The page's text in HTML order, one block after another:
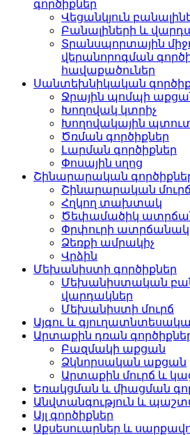
գործիքներ
Վեցանկյուն
Բանալիների և
Տրանսպորտային
վերանորոգման
հավաքածուներ
Սանտեխնիկական
Ջրային պոմպի
Խողովակ կտրիչ
Խողովակային
Ծռման գործիքներ
Լարման գործիքներ
Փոսային սղոց
Շինարարական
Շինարարական մուրճ
Հղկող տախտակ
Ծեփամածիկ
Փրփուրի ատրճանակ
Ձեռքի ամրակիչ
Վրձին
Մեխանիստի գործիքներ
Մեխանիստական
վարդակներ
Մեխանիստի մուրճ
Այգու և
Արտաքին դռան
Բազմակի աքցան
Ձկնորսական աքցան
Արտաքին մուրճ և
Եռակցման և միացման
Անվտանգություն և
Այլ գործիքներ
Աքսեսուարներ և